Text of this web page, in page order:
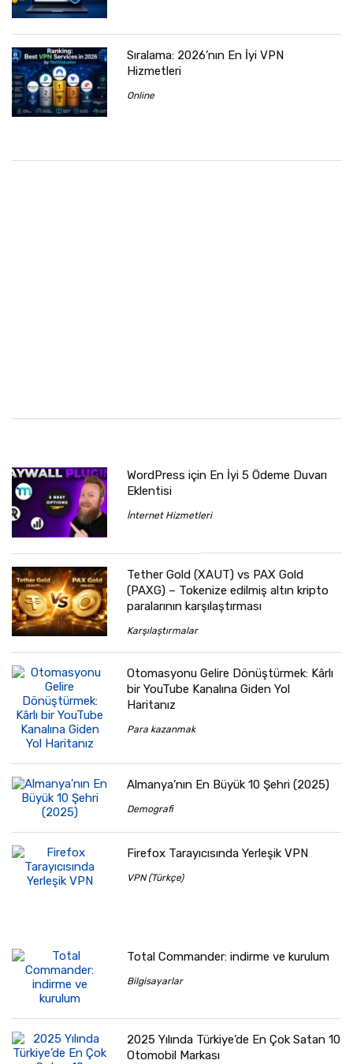
Sıralama: 2026’nın En İyi VPN
Hizmetleri
Online
WordPress için En İyi 5 Ödeme Duvarı
Eklentisi
İnternet Hizmetleri
Tether Gold (XAUT) vs PAX Gold
(PAXG) – Tokenize edilmiş altın kripto
paralarının karşılaştırması
Karşılaştırmalar
Otomasyonu Gelire Dönüştürmek: Kârlı
bir YouTube Kanalına Giden Yol
Haritanız
Para kazanmak
Almanya’nın En Büyük 10 Şehri (2025)
Demografi
Firefox Tarayıcısında Yerleşik VPN
VPN (Türkçe)
Total Commander: indirme ve kurulum
Bilgisayarlar
2025 Yılında Türkiye’de En Çok Satan 10
Otomobil Markası